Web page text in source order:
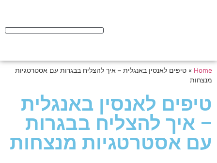
Home
» טיפים לאנסין באנגלית – איך להצליח בבגרות עם אסטרטגיות
מנצחות
טיפים לאנסין באנגלית
– איך להצליח בבגרות
עם אסטרטגיות מנצחות